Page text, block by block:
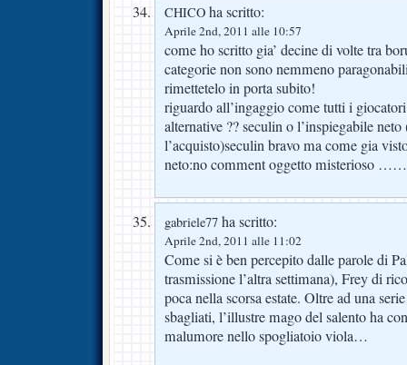
CHICO ha scritto:
Aprile 2nd, 2011 alle 10:57
come ho scritto gia’ decine di volte tra
categorie non sono nemmeno
rimettetelo in porta subito!
riguardo all’ingaggio come tutti i
alternative ?? seculin o l’inspiegabile
l’acquisto)seculin bravo ma come gia
neto:no comment oggetto misterioso ……
gabriele77 ha scritto:
Aprile 2nd, 2011 alle 11:02
Come si è ben percepito dalle parole di
trasmissione l’altra settimana), Frey di
poca nella scorsa estate. Oltre ad una
sbagliati, l’illustre mago del salento ha
malumore nello spogliatoio viola…